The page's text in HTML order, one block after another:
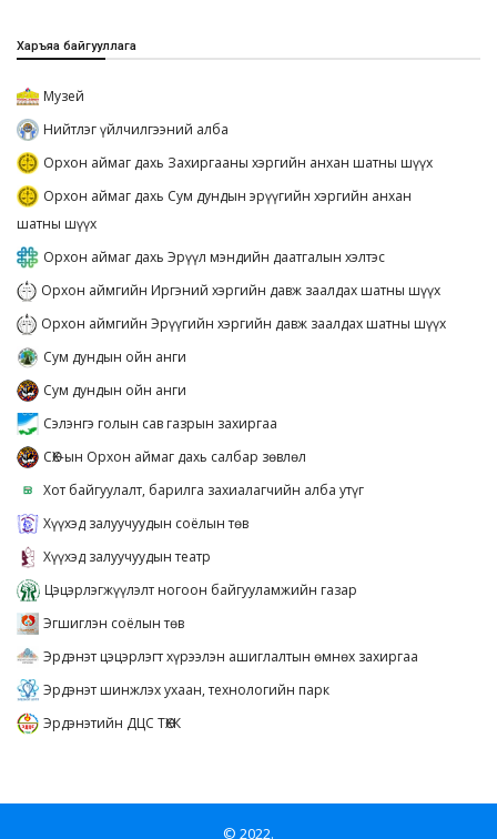
Харъяа байгууллага
Музей
Нийтлэг үйлчилгээний алба
Орхон аймаг дахь Захиргааны хэргийн анхан шатны шүүх
Орхон аймаг дахь Сум дундын эрүүгийн хэргийн анхан
шатны шүүх
Орхон аймаг дахь Эрүүл мэндийн даатгалын хэлтэс
Орхон аймгийн Иргэний хэргийн давж заалдах шатны шүүх
Орхон аймгийн Эрүүгийн хэргийн давж заалдах шатны шүүх
Сум дундын ойн анги
Сум дундын ойн анги
Сэлэнгэ голын сав газрын захиргаа
СӨХ-ын Орхон аймаг дахь салбар зөвлөл
Хот байгуулалт, барилга захиалагчийн алба утүг
Хүүхэд залуучуудын соёлын төв
Хүүхэд залуучуудын театр
Цэцэрлэгжүүлэлт ногоон байгууламжийн газар
Эгшиглэн соёлын төв
Эрдэнэт цэцэрлэгт хүрээлэн ашиглалтын өмнөх захиргаа
Эрдэнэт шинжлэх ухаан, технологийн парк
Эрдэнэтийн ДЦС ТӨХК
© 2022.